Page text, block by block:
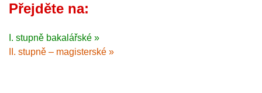
Přejděte na:
I. stupně bakalářské »
II. stupně – magisterské »